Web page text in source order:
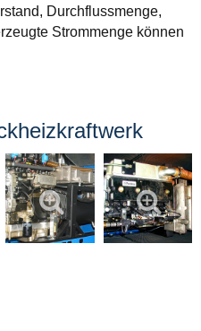
Durchflussmenge,
Strommenge können